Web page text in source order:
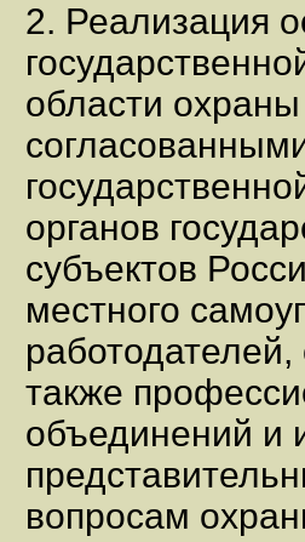
2. Реализация
области
органов
субъектов
местного
также
объединений и
вопросам